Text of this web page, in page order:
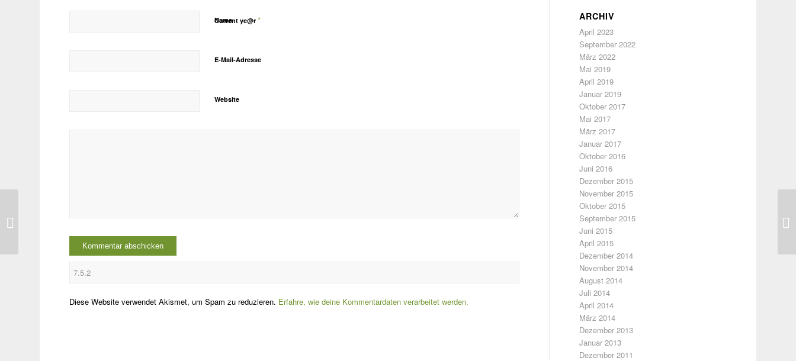
Name
E-Mail-Adresse
Website
Current ye@r*
Diese Website verwendet Akismet, um Spam zu reduzieren. Erfahre, wie deine Kommentardaten verarbeitet werden.
ARCHIV
April 2023
September 2022
März 2022
Mai 2019
April 2019
Januar 2019
Oktober 2017
Mai 2017
März 2017
Januar 2017
Oktober 2016
Juni 2016
Dezember 2015
November 2015
Oktober 2015
September 2015
Juni 2015
April 2015
Dezember 2014
November 2014
August 2014
Juli 2014
April 2014
März 2014
Dezember 2013
Januar 2013
Dezember 2011